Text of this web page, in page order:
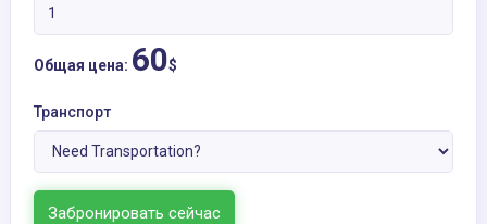
Общая цена: 60$
Транспорт
Забронировать сейчас